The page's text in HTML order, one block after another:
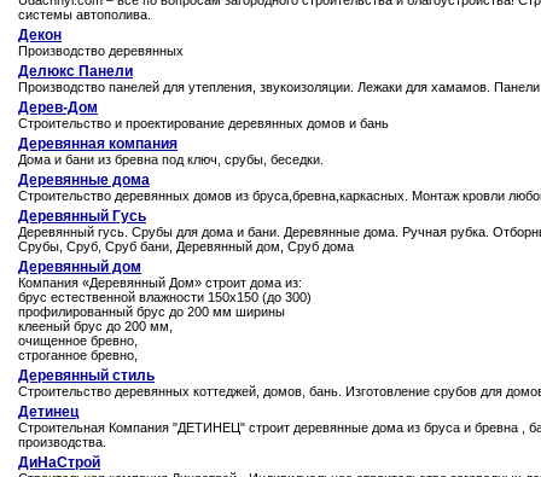
системы автополива.
Декон
Производство деревянных
Делюкс Панели
Производство панелей для утепления, звукоизоляции. Лежаки для хамамов.
Дерев-Дом
Строительство и проектирование деревянных домов и бань
Деревянная компания
Дома и бани из бревна под ключ, срубы, беседки.
Деревянные дома
Строительство деревянных домов из бруса,бревна,каркасных. Монтаж кровли
Деревянный Гусь
Деревянный гусь. Срубы для дома и бани. Деревянные дома. Ручная рубка.
Срубы, Сруб, Сруб бани, Деревянный дом, Сруб дома
Деревянный дом
Компания «Деревянный Дом» строит дома из:
брус естественной влажности 150x150 (до 300)
профилированный брус до 200 мм ширины
клееный брус до 200 мм,
очищенное бревно,
строганное бревно,
Деревянный стиль
Строительство деревянных коттеджей, домов, бань. Изготовление срубов для
Детинец
Строительная Компания "ДЕТИНЕЦ" строит деревянные дома из бруса и бревна ,
производства.
ДиНаСтрой